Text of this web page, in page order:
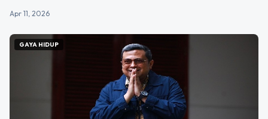
Apr 11, 2026
GAYA HIDUP